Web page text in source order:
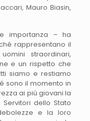
Mauro Biasin,
importanza – ha
rappresentano il
straordinari,
e un rispetto che
siamo e restiamo
sono il momento in
ai più giovani la
dello Stato
e la loro